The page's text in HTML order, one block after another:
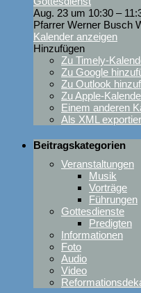
Aug. 23 um 10:30 –
Pfarrer Werner Busch
Kalender anzeigen
Hinzufügen
Zu Timely-
Zu Google
Zu Outlook
Zu Apple-
Einem anderen
Als XML
Beitragskategorien
Veranstaltungen
Musik
Vorträge
Führungen
Gottesdienste
Predigten
Informationen
Foto
Audio
Video